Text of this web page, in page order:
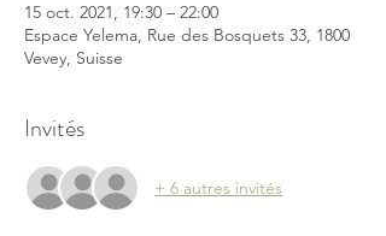
15 oct. 2021, 19:30 – 22:00
Espace Yelema, Rue des Bosquets 33, 1800
Vevey, Suisse
Invités
+ 6 autres invités